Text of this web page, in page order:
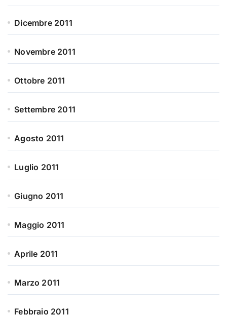
Dicembre 2011
Novembre 2011
Ottobre 2011
Settembre 2011
Agosto 2011
Luglio 2011
Giugno 2011
Maggio 2011
Aprile 2011
Marzo 2011
Febbraio 2011